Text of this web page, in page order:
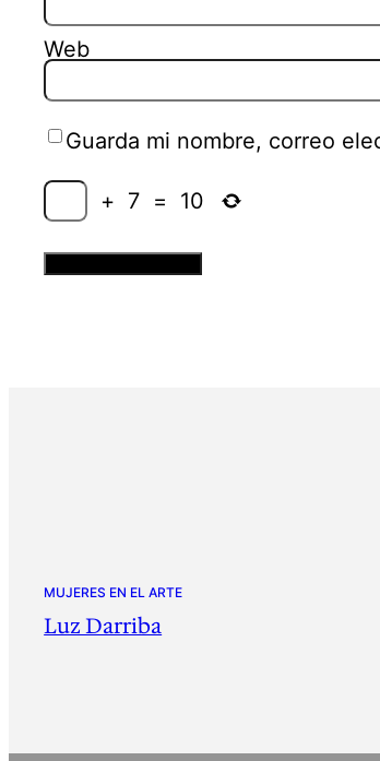
Web
Guarda mi nombre, correo
+ 7 = 10
MUJERES EN EL ARTE
Luz Darriba